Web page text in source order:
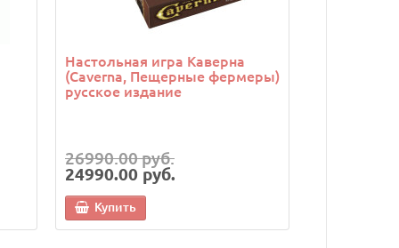
Настольная игра Каверна
(Caverna, Пещерные фермеры)
русское издание
26990.00 руб.
24990.00 руб.
Купить